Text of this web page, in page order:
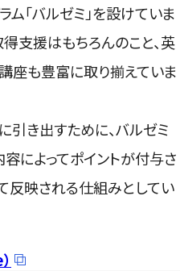
「バルゼミ」を設けていま
支援はもちろんのこと、英
座も豊富に取り揃えていま
引き出すために、バルゼミ
によってポイントが付与さ
反映される仕組みとしてい